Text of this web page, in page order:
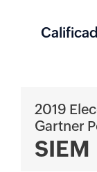
2019
Gartner
SIEM